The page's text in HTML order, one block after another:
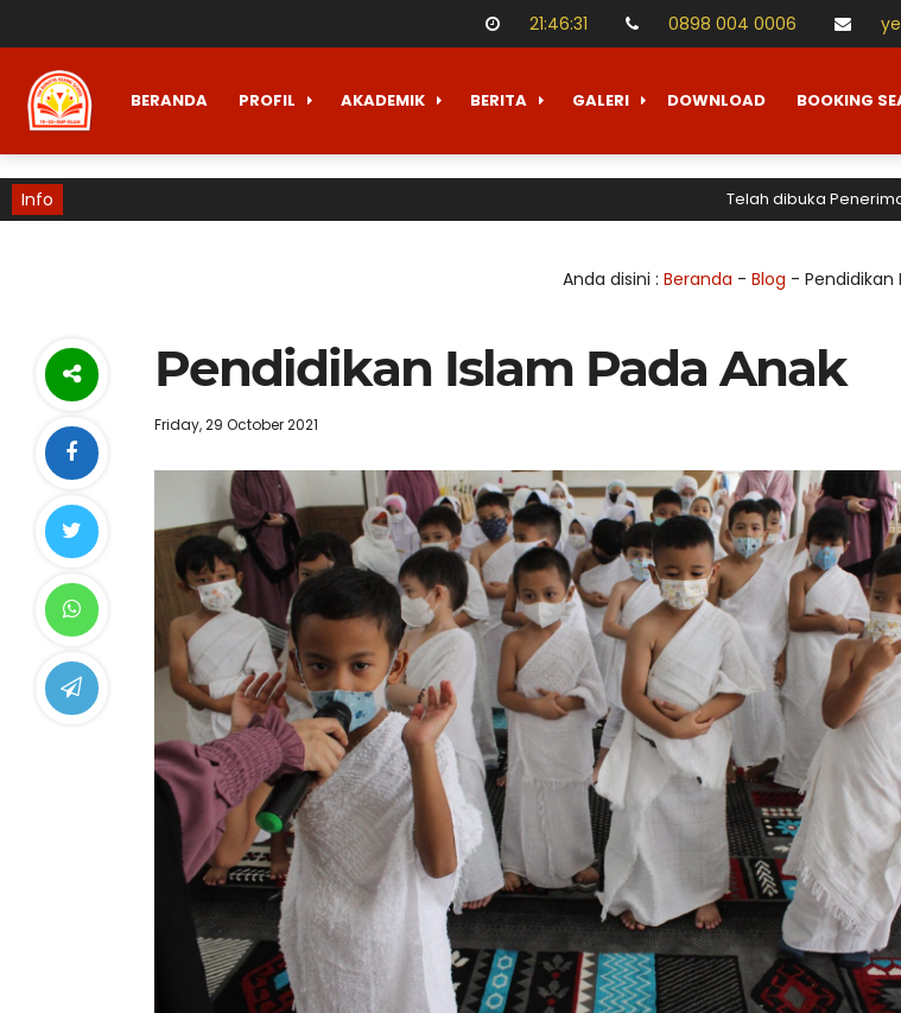
21:46:32 0898 004 0006
BERANDA PROFIL AKADEMIK BERITA GALERI DOWNLOAD BOOKING
Info Telah dibuka Penerimaan
Anda disini : Beranda - Blog - Pendidikan
Pendidikan Islam Pada Anak
Friday, 29 October 2021